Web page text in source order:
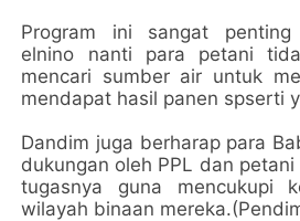
Program ini sangat penting
elnino nanti para petani
mencari sumber air untuk
mendapat hasil panen spserti
Dandim juga berharap para
dukungan oleh PPL dan
tugasnya guna mencukupi
wilayah binaan